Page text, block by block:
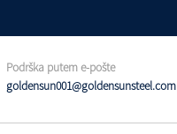
Podrška putem e-pošte
goldensun001@goldensunsteel.com